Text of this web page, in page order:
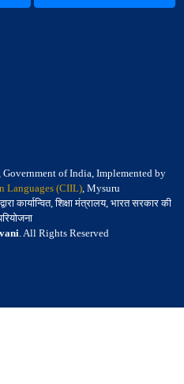
Government of India, Implemented by
Languages (CIIL), Mysuru
कार्यान्वित, शिक्षा मंत्रालय, भारत सरकार की
. All Rights Reserved